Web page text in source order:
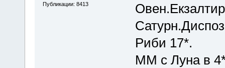
Публикации: 8413
Риби 17*.
ММ с Луна в